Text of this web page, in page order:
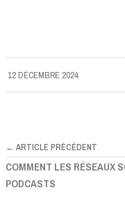
12 DÉCEMBRE 2024
← ARTICLE PRÉCÉDENT
COMMENT LES RÉSEAUX
PODCASTS